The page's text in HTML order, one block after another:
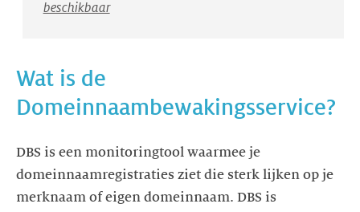
beschikbaar
Wat is de
Domeinnaambewakingsservice?
DBS is een monitoringtool waarmee je
domeinnaamregistraties ziet die sterk lijken op je
merknaam of eigen domeinnaam. DBS is